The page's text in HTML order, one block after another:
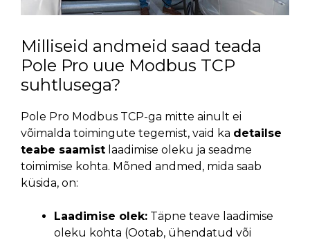
Milliseid andmeid saad teada
Pole Pro uue Modbus TCP
suhtlusega?
Pole Pro Modbus TCP-ga mitte ainult ei
võimalda toimingute tegemist, vaid ka detailse
teabe saamist laadimise oleku ja seadme
toimimise kohta. Mõned andmed, mida saab
küsida, on:
Laadimise olek: Täpne teave laadimise
oleku kohta (Ootab, ühendatud või